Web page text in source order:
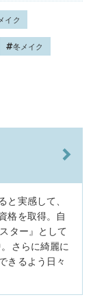
イク
冬メイク
と実感して、
格を取得。自
ター』として
さらに綺麗に
きるよう日々